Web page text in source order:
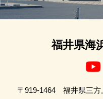
福井県海
〒919-1464 福井県三方